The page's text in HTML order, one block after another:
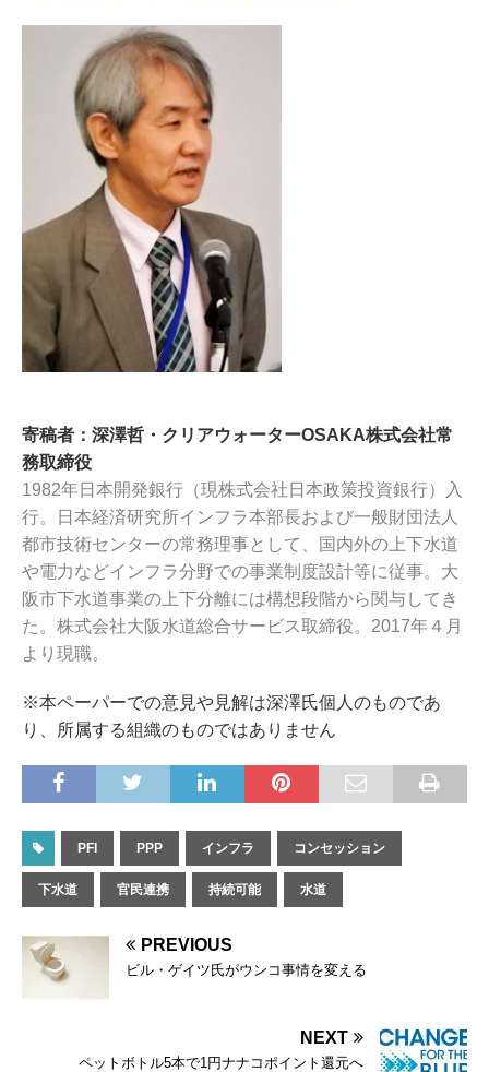
寄稿者：深澤哲・クリアウォーターOSAKA株式会社常
務取締役
1982年日本開発銀行（現株式会社日本政策投資銀行）入
行。日本経済研究所インフラ本部長および一般財団法人
都市技術センターの常務理事として、国内外の上下水道
や電力などインフラ分野での事業制度設計等に従事。大
阪市下水道事業の上下分離には構想段階から関与してき
た。株式会社大阪水道総合サービス取締役。2017年４月
より現職。
※本ペーパーでの意見や見解は深澤氏個人のものであ
り、所属する組織のものではありません
PFI PPP インフラ コンセッション
下水道 官民連携 持続可能 水道
PREVIOUS
ビル・ゲイツ氏がウンコ事情を変える
NEXT
ペットボトル5本で1円ナナコポイント還元へ